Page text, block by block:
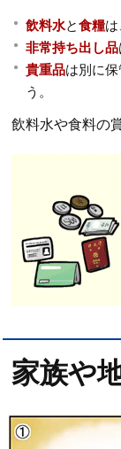
飲料水と食糧は
非常持ち出し品
貴重品は別に保
う。
飲料水や食料の
家族や